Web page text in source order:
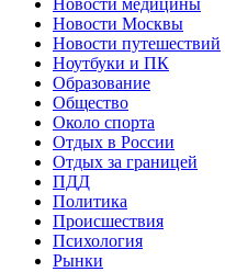
Новости Москвы
Новости путешествий
Ноутбуки и ПК
Образование
Общество
Около спорта
Отдых в России
Отдых за границей
ПДД
Политика
Происшествия
Психология
Рынки